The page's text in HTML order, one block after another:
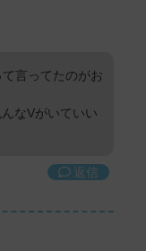
言ってたのがお
なVがいていい
返信